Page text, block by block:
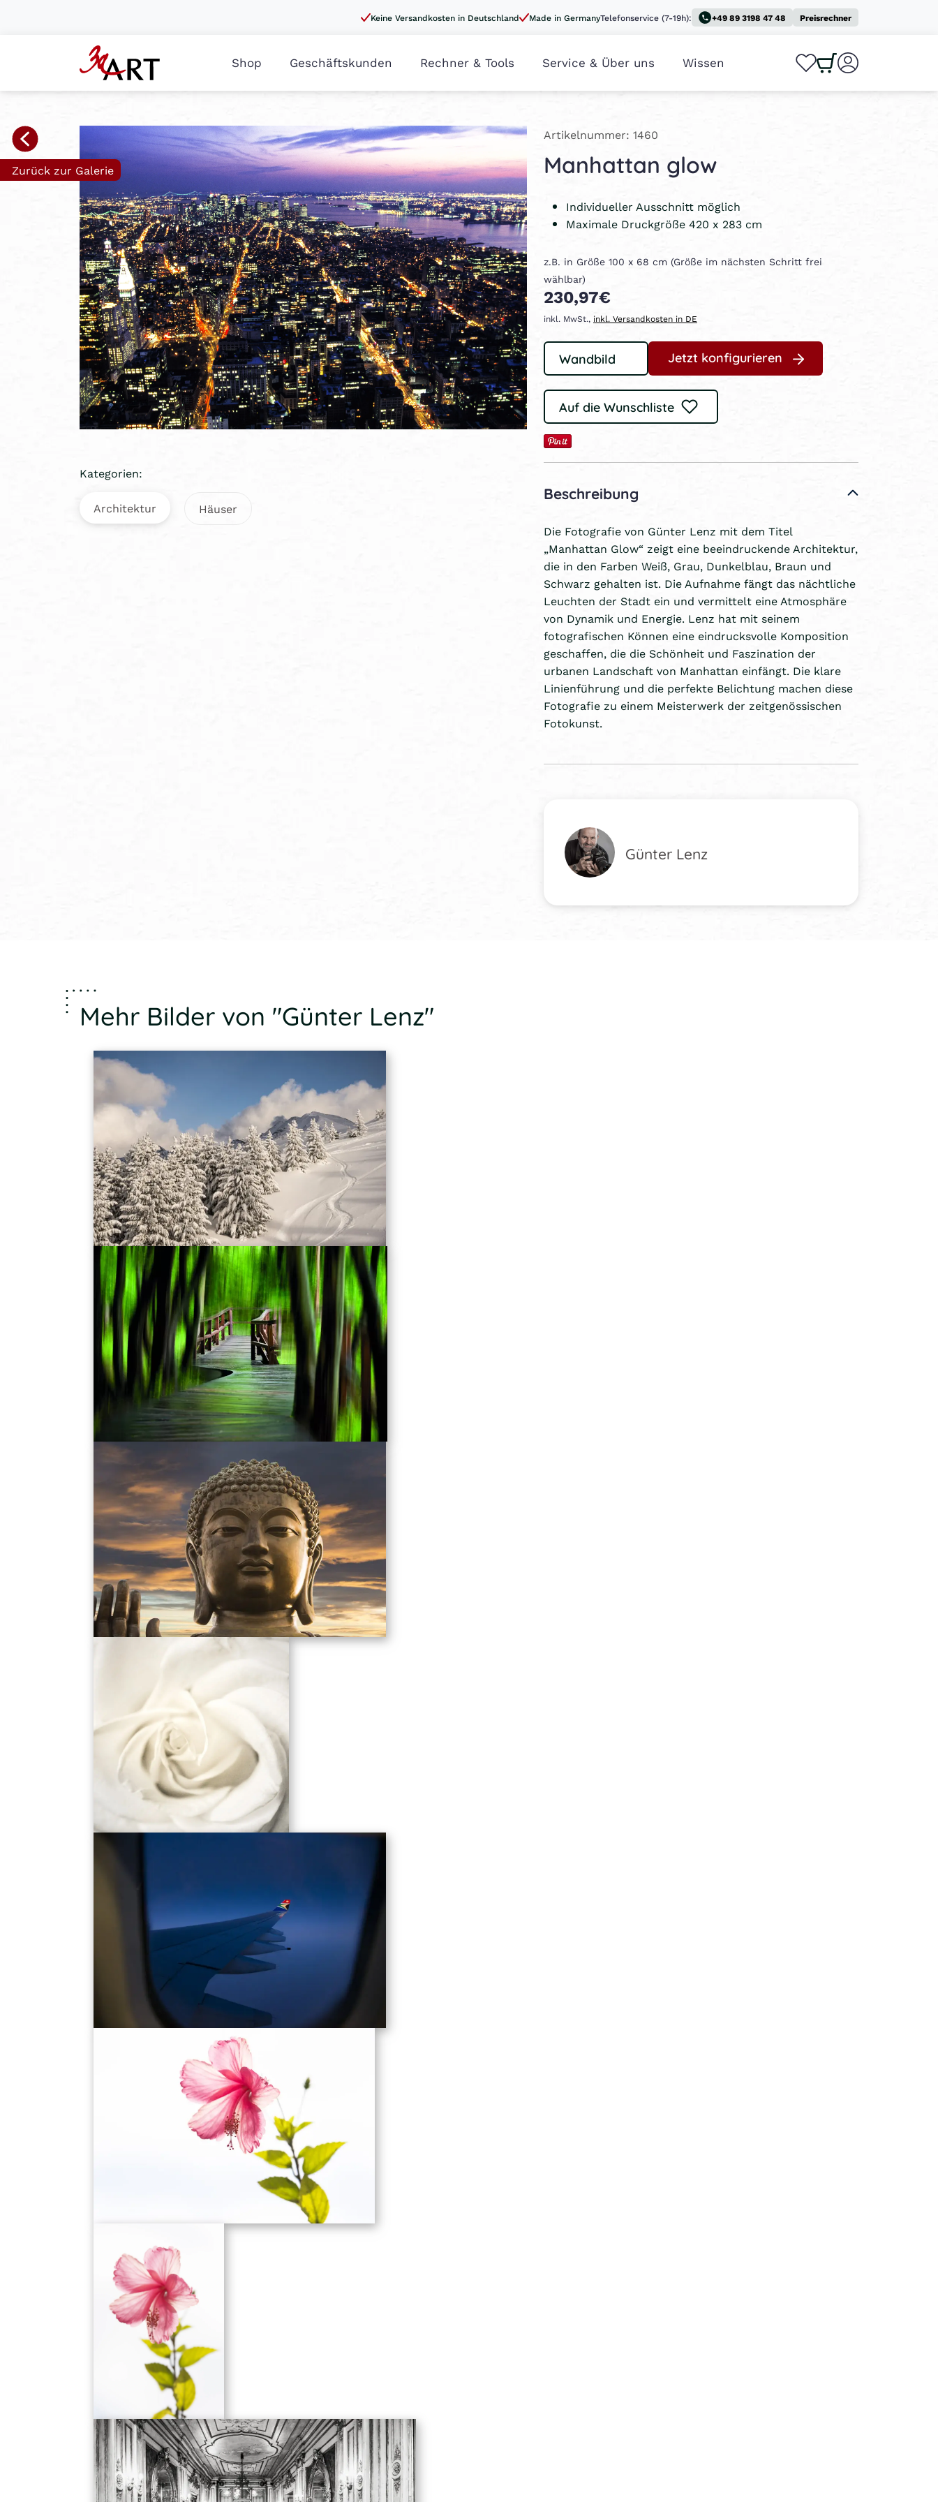
Keine Versandkosten in Deutschland Made in GermanyTelefonservice (7-19h): +49 89 3198 47 48 Preisrechner
Shop Geschäftskunden Rechner & Tools Service & Über uns Wissen 0
Zurück zur Galerie
Kategorien:
Architektur Häuser
Artikelnummer: 1460
Manhattan glow
Individueller Ausschnitt möglich
Maximale Druckgröße 420 x 283 cm
z.B. in Größe 100 x 68 cm (Größe im nächsten Schritt frei
wählbar)
230,97€
inkl. MwSt., inkl. Versandkosten in DE
Jetzt konfigurieren
Auf die Wunschliste
Beschreibung
Die Fotografie von Günter Lenz mit dem Titel
„Manhattan Glow“ zeigt eine beeindruckende Architektur,
die in den Farben Weiß, Grau, Dunkelblau, Braun und
Schwarz gehalten ist. Die Aufnahme fängt das nächtliche
Leuchten der Stadt ein und vermittelt eine Atmosphäre
von Dynamik und Energie. Lenz hat mit seinem
fotografischen Können eine eindrucksvolle Komposition
geschaffen, die die Schönheit und Faszination der
urbanen Landschaft von Manhattan einfängt. Die klare
Linienführung und die perfekte Belichtung machen diese
Fotografie zu einem Meisterwerk der zeitgenössischen
Fotokunst.
Günter Lenz
Mehr Bilder von "Günter Lenz"